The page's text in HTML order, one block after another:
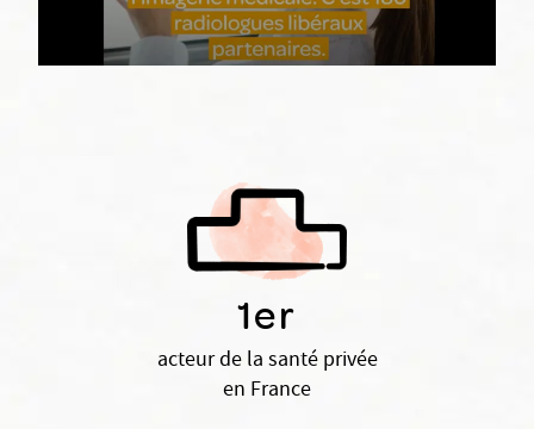
1er
acteur de la santé privée
en France